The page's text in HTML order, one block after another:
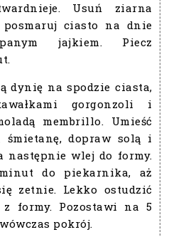
Usuń ziarna
ciasto na dnie
jajkiem. Piecz
dynię na spodzie ciasta,
gorgonzoli i
membrillo. Umieść
dopraw solą i
następnie wlej do formy.
do piekarnika, aż
zetnie. Lekko ostudzić
z formy. Pozostawi na 5
pokrój.